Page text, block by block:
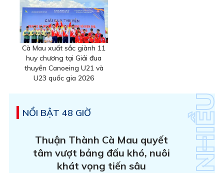
Cà Mau xuất sắc giành 11
huy chương tại Giải đua
thuyền Canoeing U21 và
U23 quốc gia 2026
NỔI BẬT 48 GIỜ
Thuận Thành Cà Mau quyết
tâm vượt bảng đấu khó, nuôi
khát vọng tiến sâu